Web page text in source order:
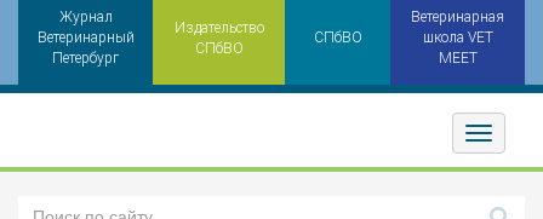
Журнал
Ветеринарный
Петербург
Издательство
СПбВО
СПбВО
Ветеринарная
школа VET
MEET
Toggler